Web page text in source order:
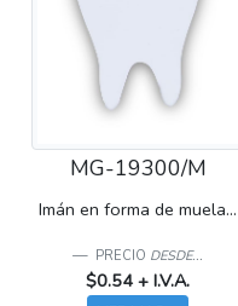
MG-19300/M
Imán en forma de muela...
PRECIO DESDE...
$0.54 + I.V.A.